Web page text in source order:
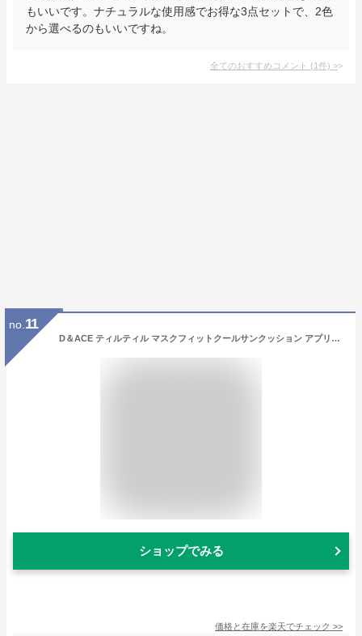
もいいです。ナチュラルな使用感でお得な3点セットで、2色
から選べるのもいいですね。
全てのおすすめコメント (1件) >
no. 11
D＆ACE ティルティル マスクフィットクールサンクッション アプリコットベージュ (18g) SPF50+ PA++++ クッションファンデーション TIRTIR
ショップでみる
価格と在庫を楽天でチェック >>